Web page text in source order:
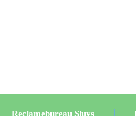
Reclamebureau Sluys